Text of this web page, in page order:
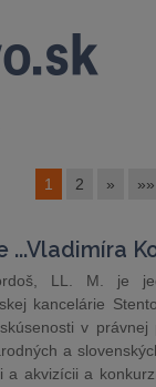
1 2 » »»
...Vladimíra
LL. M. je
kancelárie
v právnej
a
a akvizícii a